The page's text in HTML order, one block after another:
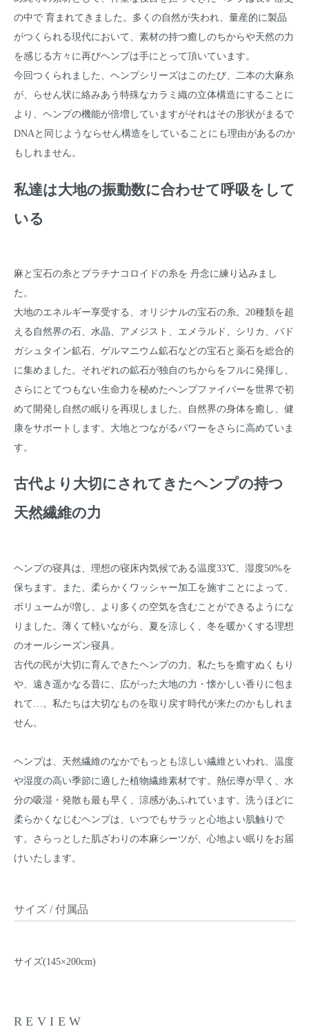
の中で 育まれてきました。多くの自然が失われ、量産的に製品
がつくられる現代において、素材の持つ癒しのちからや天然の力
を感じる方々に再びヘンプは手にとって頂いています。
今回つくられました、ヘンプシリーズはこのたび、二本の大麻糸
が、らせん状に絡みあう特殊なカラミ織の立体構造にすることに
より、ヘンプの機能が倍増していますがそれはその形状がまるで
DNAと同じようならせん構造をしていることにも理由があるのか
もしれません。
私達は大地の振動数に合わせて呼吸をして
いる
麻と宝石の糸とプラチナコロイドの糸を 丹念に練り込みまし
た。
大地のエネルギー享受する、オリジナルの宝石の糸。20種類を超
える自然界の石、水晶、アメジスト、エメラルド、シリカ、バド
ガシュタイン鉱石、ゲルマニウム鉱石などの宝石と薬石を総合的
に集めました。それぞれの鉱石が独自のちからをフルに発揮し、
さらにとてつもない生命力を秘めたヘンプファイバーを世界で初
めて開発し自然の眠りを再現しました。自然界の身体を癒し、健
康をサポートします。大地とつながるパワーをさらに高めていま
す。
古代より大切にされてきたヘンプの持つ
天然繊維の力
ヘンプの寝具は、理想の寝床内気候である温度33℃、湿度50%を
保ちます。また、柔らかくワッシャー加工を施すことによって、
ボリュームが増し、より多くの空気を含むことができるようにな
りました。薄くて軽いながら、夏を涼しく、冬を暖かくする理想
のオールシーズン寝具。
古代の民が大切に育んできたヘンプの力。私たちを癒すぬくもり
や、遠き遥かなる昔に、広がった大地の力・懐かしい香りに包ま
れて…。私たちは大切なものを取り戻す時代が来たのかもしれま
せん。
ヘンプは、天然繊維のなかでもっとも涼しい繊維といわれ、温度
や湿度の高い季節に適した植物繊維素材です。熱伝導が早く、水
分の吸湿・発散も最も早く、涼感があふれています。洗うほどに
柔らかくなじむヘンプは、いつでもサラッと心地よい肌触りで
す。さらっとした肌ざわりの本麻シーツが、心地よい眠りをお届
けいたします。
サイズ / 付属品
サイズ(145×200cm)
REVIEW